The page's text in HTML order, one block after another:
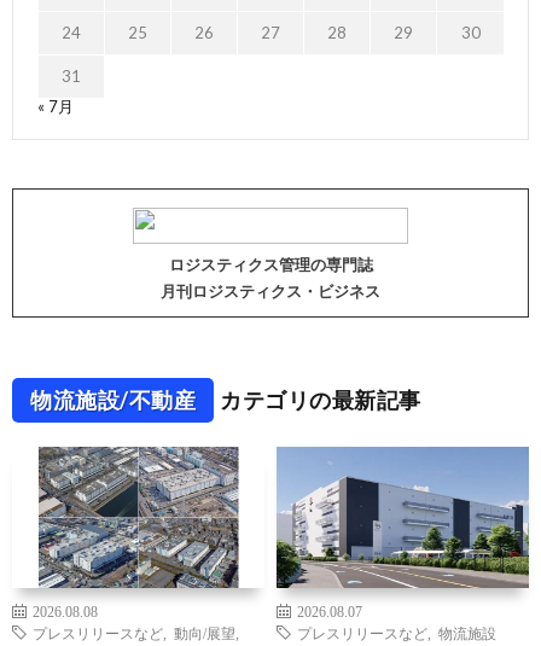
24 25 26 27 28 29 30
31
« 7月
ロジスティクス管理の専門誌
月刊ロジスティクス・ビジネス
物流施設/不動産 カテゴリの最新記事
2026.08.08
プレスリリースなど
動向/展望
2026.08.07
プレスリリースなど
物流施設